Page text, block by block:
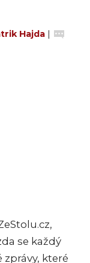
Hajda |
se každý
které